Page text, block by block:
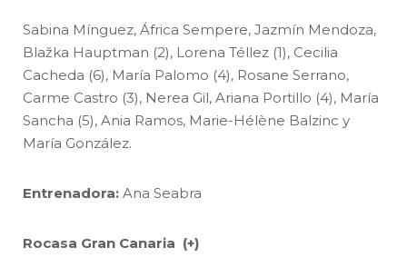
Sabina Mínguez, África Sempere, Jazmín Mendoza,
Blažka Hauptman (2), Lorena Téllez (1), Cecilia
Cacheda (6), María Palomo (4), Rosane Serrano,
Carme Castro (3), Nerea Gil, Ariana Portillo (4), María
Sancha (5), Ania Ramos, Marie-Hélène Balzinc y
María González.
Entrenadora: Ana Seabra
Rocasa Gran Canaria (+)